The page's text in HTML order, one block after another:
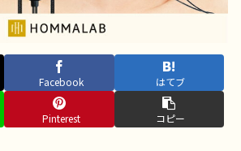
Facebook はてブ
Pinterest コピー